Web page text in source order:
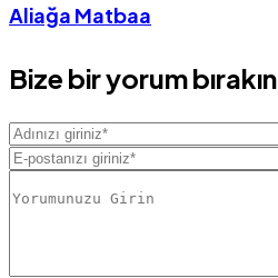
Aliağa Matbaa
Bize bir yorum bırakın